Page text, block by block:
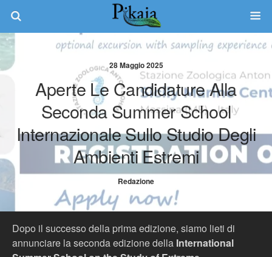
28 Maggio 2025
Aperte Le Candidature Alla
Seconda Summer School
Internazionale Sullo Studio Degli
Ambienti Estremi
Redazione
Dopo il successo della prima edizione, siamo lieti di
annunciare la seconda edizione della International